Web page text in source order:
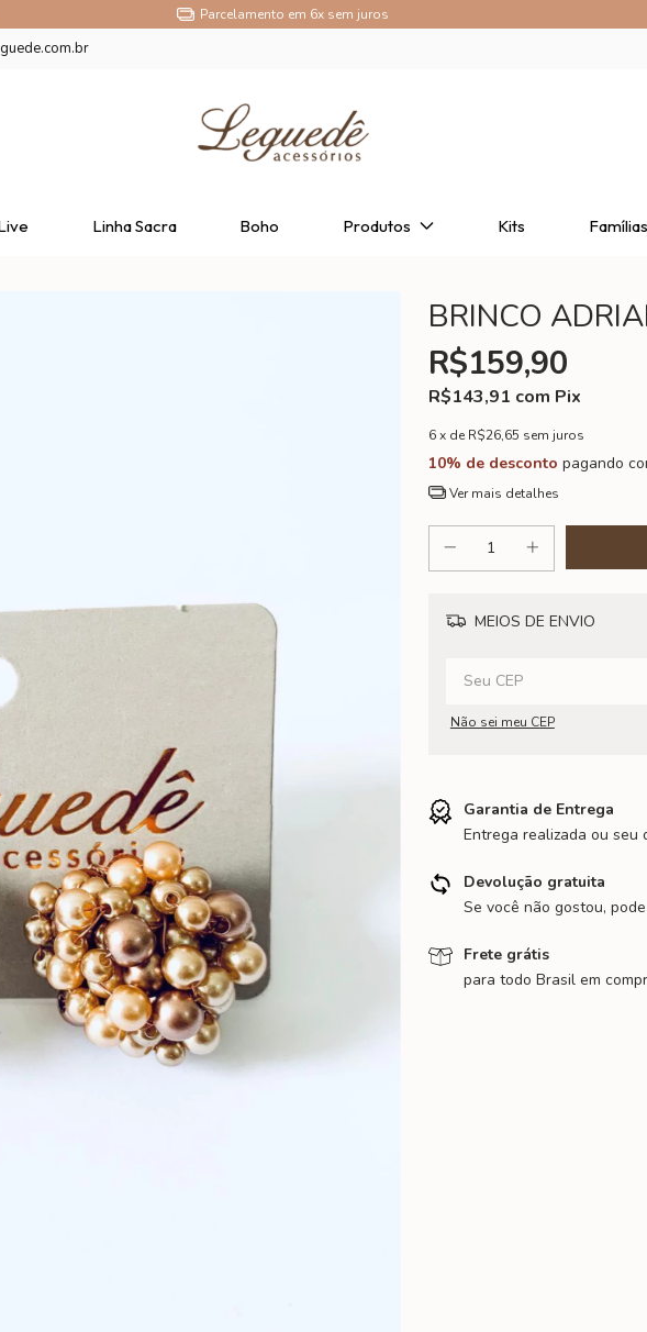
Parcelamento em 6x sem juros
Linha Sacra Boho Produtos Kits Famílias
BRINCO
R$159,90
R$143,91 com Pix
6x de R$26,65 sem juros
10% de desconto pagando
Ver mais detalhes
MEIOS DE ENVIO
Não sei meu CEP
Garantia de Entrega
Entrega realizada ou seu
Devolução gratuita
Se você não gostou,
Frete grátis
para todo Brasil em